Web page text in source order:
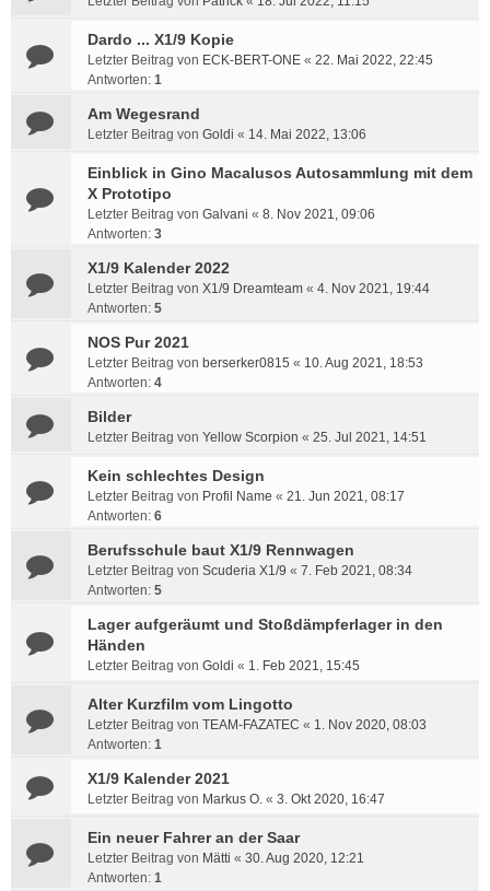
Dardo ... X1/9 Kopie
Letzter Beitrag von ECK-BERT-ONE « 22. Mai 2022, 22:45
Antworten: 1
Am Wegesrand
Letzter Beitrag von Goldi « 14. Mai 2022, 13:06
Einblick in Gino Macalusos Autosammlung mit dem
X Prototipo
Letzter Beitrag von Galvani « 8. Nov 2021, 09:06
Antworten: 3
X1/9 Kalender 2022
Letzter Beitrag von X1/9 Dreamteam « 4. Nov 2021, 19:44
Antworten: 5
NOS Pur 2021
Letzter Beitrag von berserker0815 « 10. Aug 2021, 18:53
Antworten: 4
Bilder
Letzter Beitrag von Yellow Scorpion « 25. Jul 2021, 14:51
Kein schlechtes Design
Letzter Beitrag von Profil Name « 21. Jun 2021, 08:17
Antworten: 6
Berufsschule baut X1/9 Rennwagen
Letzter Beitrag von Scuderia X1/9 « 7. Feb 2021, 08:34
Antworten: 5
Lager aufgeräumt und Stoßdämpferlager in den
Händen
Letzter Beitrag von Goldi « 1. Feb 2021, 15:45
Alter Kurzfilm vom Lingotto
Letzter Beitrag von TEAM-FAZATEC « 1. Nov 2020, 08:03
Antworten: 1
X1/9 Kalender 2021
Letzter Beitrag von Markus O. « 3. Okt 2020, 16:47
Ein neuer Fahrer an der Saar
Letzter Beitrag von Mätti « 30. Aug 2020, 12:21
Antworten: 1